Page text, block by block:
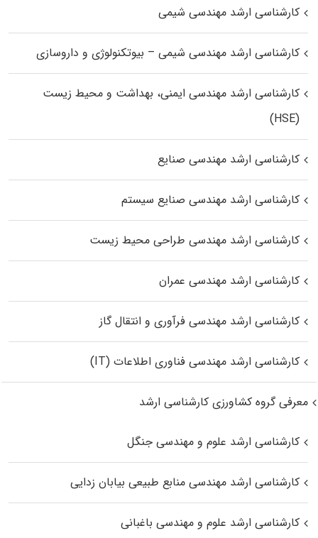
کارشناسی ارشد مهندسی شیمی
کارشناسی ارشد مهندسی شیمی – بیوتکنولوژی و داروسازی
کارشناسی ارشد مهندسی ایمنی، بهداشت و محیط زیست
(HSE)
کارشناسی ارشد مهندسی صنایع
کارشناسی ارشد مهندسی صنایع سیستم
کارشناسی ارشد مهندسی طراحی محیط زیست
کارشناسی ارشد مهندسی عمران
کارشناسی ارشد مهندسی فرآوری و انتقال گاز
کارشناسی ارشد مهندسی فناوری اطلاعات (IT)
معرفی گروه کشاورزی کارشناسی ارشد
کارشناسی ارشد علوم و مهندسی جنگل
کارشناسی ارشد مهندسی منابع طبیعی بیابان زدایی
کارشناسی ارشد علوم و مهندسی باغبانی